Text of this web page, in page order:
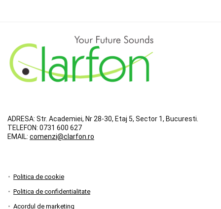
ADRESA: Str. Academiei, Nr 28-30, Etaj 5, Sector 1, Bucuresti.
TELEFON: 0731 600 627
EMAIL: comenzi@clarfon.ro
Politica de cookie
Politica de confidentialitate
Acordul de marketing